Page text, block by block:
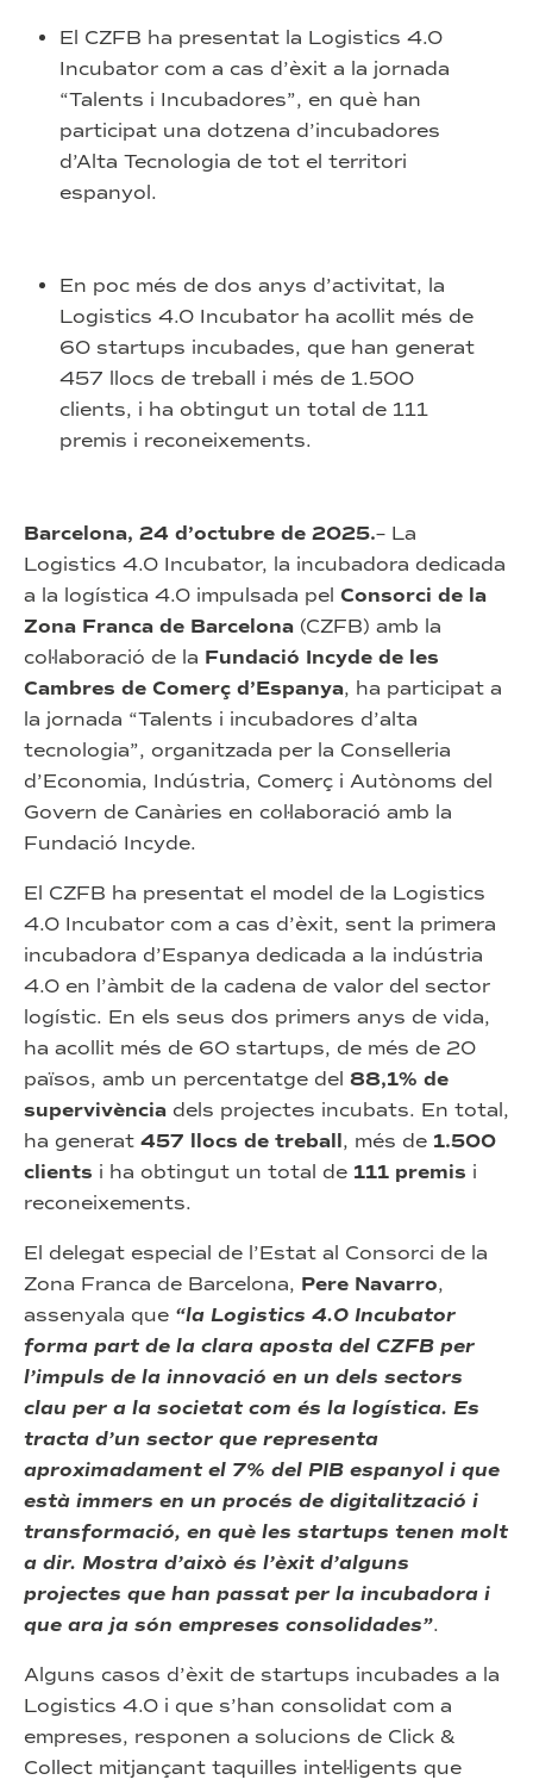
El CZFB ha presentat la Logistics 4.0
Incubator com a cas d’èxit a la jornada
“Talents i Incubadores”, en què han
participat una dotzena d’incubadores
d’Alta Tecnologia de tot el territori
espanyol.
En poc més de dos anys d’activitat, la
Logistics 4.0 Incubator ha acollit més de
60 startups incubades, que han generat
457 llocs de treball i més de 1.500
clients, i ha obtingut un total de 111
premis i reconeixements.
Barcelona, 24 d’octubre de 2025.– La
Logistics 4.0 Incubator, la incubadora dedicada
a la logística 4.0 impulsada pel Consorci de la
Zona Franca de Barcelona (CZFB) amb la
col·laboració de la Fundació Incyde de les
Cambres de Comerç d’Espanya, ha participat a
la jornada “Talents i incubadores d’alta
tecnologia”, organitzada per la Conselleria
d’Economia, Indústria, Comerç i Autònoms del
Govern de Canàries en col·laboració amb la
Fundació Incyde.
El CZFB ha presentat el model de la Logistics
4.0 Incubator com a cas d’èxit, sent la primera
incubadora d’Espanya dedicada a la indústria
4.0 en l’àmbit de la cadena de valor del sector
logístic. En els seus dos primers anys de vida,
ha acollit més de 60 startups, de més de 20
països, amb un percentatge del 88,1% de
supervivència dels projectes incubats. En total,
ha generat 457 llocs de treball, més de 1.500
clients i ha obtingut un total de 111 premis i
reconeixements.
El delegat especial de l’Estat al Consorci de la
Zona Franca de Barcelona, Pere Navarro,
assenyala que “la Logistics 4.0 Incubator
forma part de la clara aposta del CZFB per
l’impuls de la innovació en un dels sectors
clau per a la societat com és la logística. Es
tracta d’un sector que representa
aproximadament el 7% del PIB espanyol i que
està immers en un procés de digitalització i
transformació, en què les startups tenen molt
a dir. Mostra d’això és l’èxit d’alguns
projectes que han passat per la incubadora i
que ara ja són empreses consolidades”.
Alguns casos d’èxit de startups incubades a la
Logistics 4.0 i que s’han consolidat com a
empreses, responen a solucions de Click &
Collect mitjançant taquilles intel·ligents que